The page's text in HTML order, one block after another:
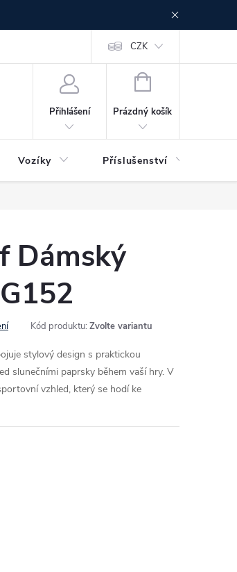
CZK
Přihlášení
NÁKUPNÍ
Prázdný košík
Vozíky Příslušenství
Dámský
Kód produktu: Zvolte variantu
stylový design s praktickou
slunečními paprsky během vaší hry. V
vzhled, který se hodí ke